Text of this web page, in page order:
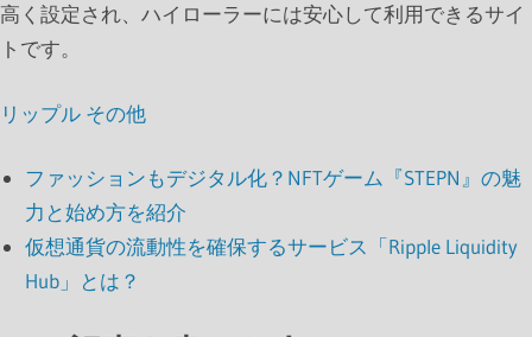
高く設定され、ハイローラーには安心して利用できるサイ
トです。
リップル その他
ファッションもデジタル化？NFTゲーム『STEPN』の魅
力と始め方を紹介
仮想通貨の流動性を確保するサービス「Ripple Liquidity
Hub」とは？